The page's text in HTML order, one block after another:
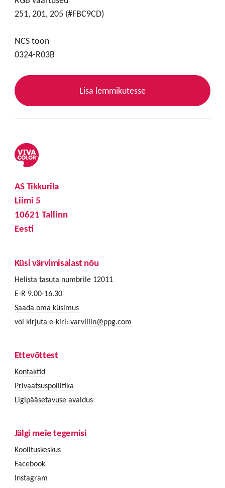
251, 201, 205 (#FBC9CD)
NCS toon
0324-R03B
Lisa lemmikutesse
AS Tikkurila
Liimi 5
10621 Tallinn
Eesti
Küsi värvimisalast nõu
Helista tasuta numbrile 12011
E-R 9.00-16.30
Saada oma küsimus
või kirjuta e-kiri: varviliin@ppg.com
Ettevõttest
Kontaktid
Privaatsuspoliitika
Ligipääsetavuse avaldus
Jälgi meie tegemisi
Koolituskeskus
Facebook
Instagram